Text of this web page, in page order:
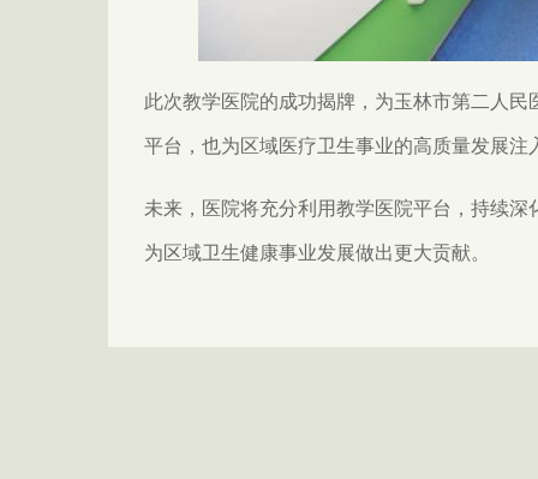
此次教学医院的成功揭牌，为玉林市第二人
平台，也为区域医疗卫生事业的高质量发展注
未来，医院将充分利用教学医院平台，持续
为区域卫生健康事业发展做出更大贡献。